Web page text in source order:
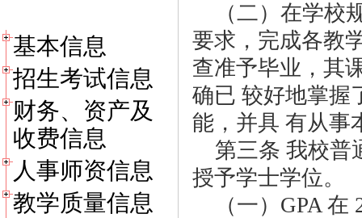
基本信息
招生考试信息
财务、资产及
收费信息
人事师资信息
教学质量信息
（二）在学
要求，完成各教
查准予毕业，其
确已 较好地掌握
能，并具 有从事
第三条 我校普
授予学士学位。
（一）GPA